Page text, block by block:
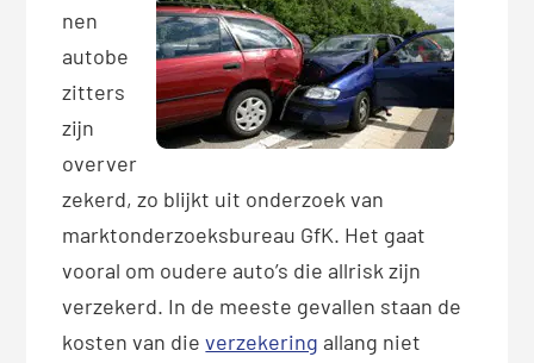
nen
autobe
zitters
zijn
overver
zekerd, zo blijkt uit onderzoek van
marktonderzoeksbureau GfK. Het gaat
vooral om oudere auto’s die allrisk zijn
verzekerd. In de meeste gevallen staan de
kosten van dieverzekering allang niet